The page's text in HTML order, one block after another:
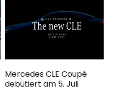
Mercedes CLE Coupé
debütiert am 5. Juli